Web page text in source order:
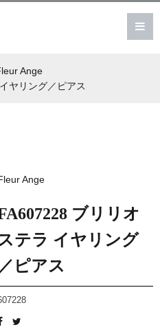
Ange
ヤリング／ピアス
Ange
ブリリオ
テラ イヤリング
／ピアス